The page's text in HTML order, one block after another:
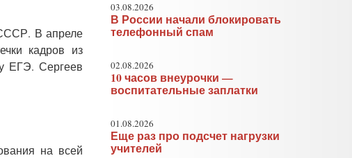
В апреле
кадров из
ЕГЭ. Сергеев
на всей
03.08.2026
В России начали блокировать
телефонный спам
02.08.2026
10 часов внеурочки —
воспитательные заплатки
01.08.2026
Еще раз про подсчет нагрузки
учителей